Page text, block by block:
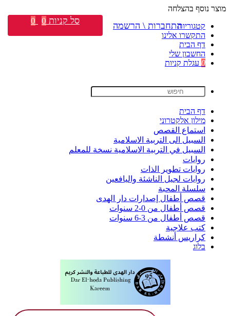
מוצר נוסף בהצלחה
קטגוריות
התקשרו אלינו
דף הבית
החשבון שלי
0 עגלת קניות
דף הבית
מילון אלקטרוני
استماع القصص
السبيل الى التربية الاسلامية
السبيل في التربية الاسلامية نسخة للمعلم
روايات
روايات تطوير الذات
روايات لجيل الناشئة واليافعين
سلسلة المحبة
قصص أطفال إصدارات دار الهدى
قصص أطفال من 0-2 سنوات
قصص أطفال من 3-6 سنوات
كتب علاجية
كراريس أنشطة
בלוג
התחברות \ הרשמה סל קניות 0
0